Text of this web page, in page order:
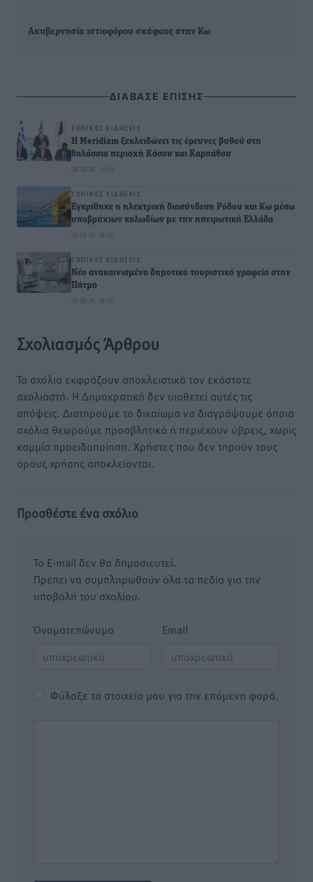
Ακυβερνησία ιστιοφόρου σκάφους στην Κω
ΔΙΑΒΑΣΕ ΕΠΙΣΗΣ
ΤΟΠΙΚΈΣ ΕΙΔΉΣΕΙΣ
Η Meridiam ξεκλειδώνει τις έρευνες βυθού στη
θαλάσσια περιοχή Κάσου και Καρπάθου
06.08.26 · 20:49
ΤΟΠΙΚΈΣ ΕΙΔΉΣΕΙΣ
Εγκρίθηκε η ηλεκτρική διασύνδεση Ρόδου και Κω μέσω
υποβρύχιων καλωδίων με την ηπειρωτική Ελλάδα
06.08.26 · 18:58
ΤΟΠΙΚΈΣ ΕΙΔΉΣΕΙΣ
Νέο ανακαινισμένο δημοτικό τουριστικό γραφείο στην
Πάτμο
06.08.26 · 18:39
Σχολιασμός Άρθρου
Τα σχόλια εκφράζουν αποκλειστικά τον εκάστοτε
σχολιαστή. Η Δημοκρατική δεν υιοθετεί αυτές τις
απόψεις. Διατηρούμε το δικαίωμα να διαγράψουμε όποια
σχόλια θεωρούμε προσβλητικά ή περιέχουν ύβρεις, χωρίς
καμμία προειδοποίηση. Χρήστες που δεν τηρούν τους
όρους χρήσης αποκλείονται.
Προσθέστε ένα σχόλιο
Το E-mail δεν θα δημοσιευτεί.
Πρέπει να συμπληρωθούν όλα τα πεδία για την
υποβολή του σχολίου.
Όνοματεπώνυμο Email
Φύλαξε τα στοιχεία μου για την επόμενη φορά.